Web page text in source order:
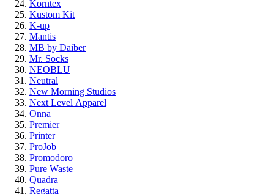
Korntex
Kustom Kit
K-up
Mantis
MB by Daiber
Mr. Socks
NEOBLU
Neutral
New Morning Studios
Next Level Apparel
Onna
Premier
Printer
ProJob
Promodoro
Pure Waste
Quadra
Regatta